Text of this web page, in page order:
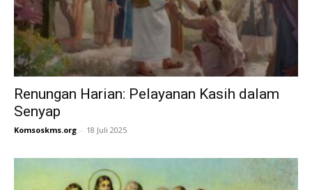
Renungan Harian: Pelayanan Kasih dalam
Senyap
Komsoskms.org - 18 Juli 2025